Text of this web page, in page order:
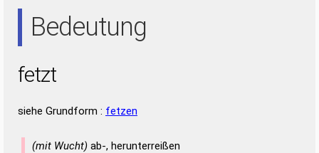
Bedeutung
fetzt
siehe Grundform : fetzen
(mit Wucht) ab-, herunterreißen